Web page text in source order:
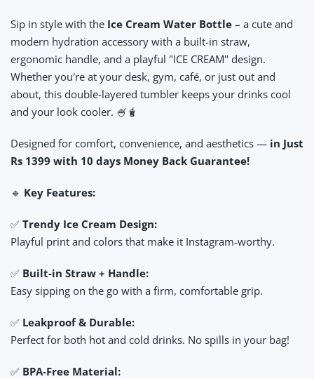
Sip in style with the Ice Cream Water Bottle – a cute and
modern hydration accessory with a built-in straw,
ergonomic handle, and a playful "ICE CREAM" design.
Whether you're at your desk, gym, café, or just out and
about, this double-layered tumbler keeps your drinks cool
and your look cooler. 🍧🧋
Designed for comfort, convenience, and aesthetics — in Just
Rs 1399 with 10 days Money Back Guarantee!
🔹 Key Features:
✅ Trendy Ice Cream Design:
Playful print and colors that make it Instagram-worthy.
✅ Built-in Straw + Handle:
Easy sipping on the go with a firm, comfortable grip.
✅ Leakproof & Durable:
Perfect for both hot and cold drinks. No spills in your bag!
✅ BPA-Free Material: